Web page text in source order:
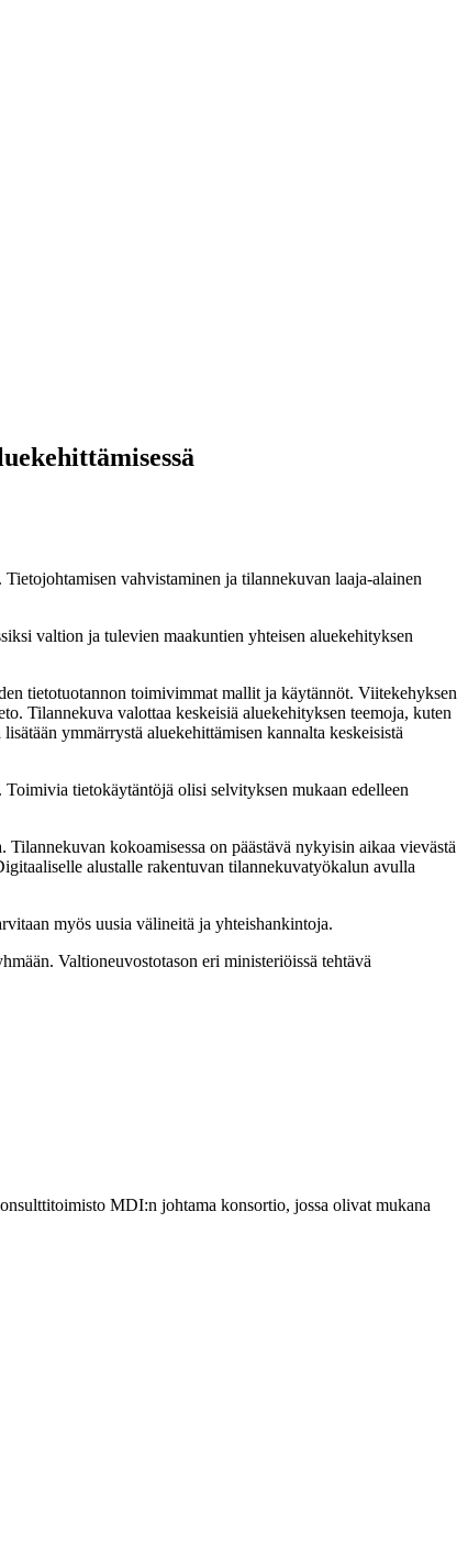
vahvistaminen ja tilannekuvan laaja-alainen
valtion ja tulevien maakuntien yhteisen aluekehityksen
tietotuotannon toimivimmat mallit ja käytännöt. Viitekehyksen
Tilannekuva valottaa keskeisiä aluekehityksen teemoja, kuten
ymmärrystä aluekehittämisen kannalta keskeisistä
tietokäytäntöjä olisi selvityksen mukaan edelleen
kokoamisessa on päästävä nykyisin aikaa vievästä
alustalle rakentuvan tilannekuvatyökalun avulla
myös uusia välineitä ja yhteishankintoja.
Valtioneuvostotason eri ministeriöissä tehtävä
MDI:n johtama konsortio, jossa olivat mukana